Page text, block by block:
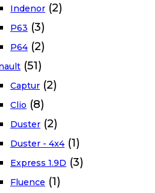
Indenor (2)
P63 (3)
P64 (2)
(51)
Captur (2)
Clio (8)
Duster (2)
Duster - 4x4 (1)
Express 1.9D (3)
Fluence (1)